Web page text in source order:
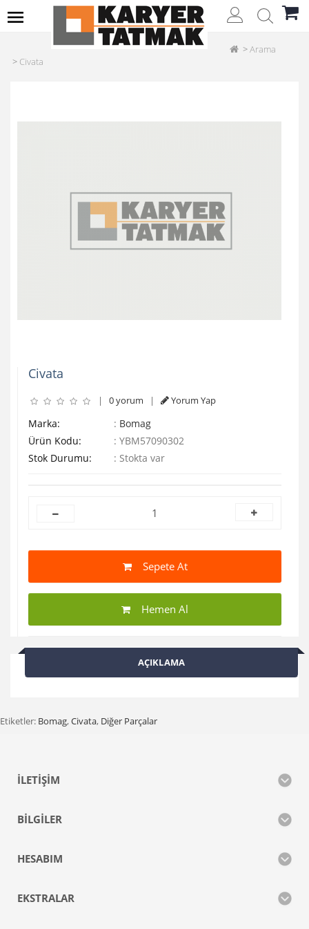
Arama
Civata
Civata
| 0 yorum | Yorum Yap
Marka: : Bomag
Ürün Kodu:
: YBM57090302
Stok Durumu:
: Stokta var
Sepete At
Hemen Al
AÇIKLAMA
Etiketler: Bomag,Civata, Diğer Parçalar
İLETIŞIM
BILGILER
HESABIM
EKSTRALAR